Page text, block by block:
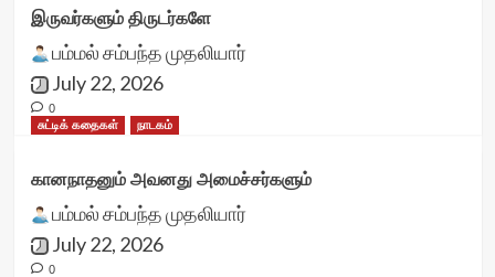
இருவர்களும் திருடர்களே
பம்மல் சம்பந்த முதலியார்
July 22, 2026
0
சுட்டிக் கதைகள்
நாடகம்
கானநாதனும் அவனது அமைச்சர்களும்
பம்மல் சம்பந்த முதலியார்
July 22, 2026
0